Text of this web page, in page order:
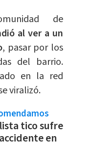
de
al ver a un
, pasar por los
del barrio.
en la red
viralizó.
tico sufre
en